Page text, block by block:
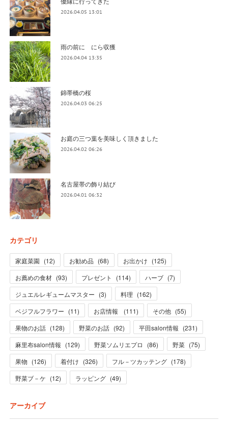
2026.04.05 13:01
雨の前に にら収獲
2026.04.04 13:35
錦帯橋の桜
2026.04.03 06:25
お庭の三つ葉を美味しく頂きました
2026.04.02 06:26
名古屋帯の飾り結び
2026.04.01 06:32
カテゴリ
家庭菜園 (12) お勧め品 (68) お出かけ (125)
お薦めの食材 (93) プレゼント (114) ハーブ (7)
ジュエルレギュームマスター (3) 料理 (162)
ベジフルフラワー (11) お店情報 (111) その他 (55)
果物のお話 (128) 野菜のお話 (92) 平田salon情報 (231)
麻里布salon情報 (129) 野菜ソムリエプロ (86) 野菜 (75)
果物 (126) 着付け (326) フル－ツカッテング (178)
野菜ブ－ケ (12) ラッピング (49)
アーカイブ